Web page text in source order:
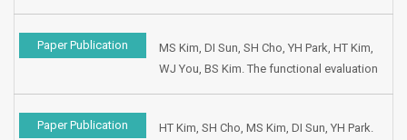
on Oral Cancer, 1997, London, England.
Paper Publication
MS Kim, DI Sun, SH Cho, YH Park, HT Kim,
WJ You, BS Kim. The functional evaluation
Korean Society of Otolaryngology, 1997,
Paper Publication
HT Kim, SH Cho, MS Kim, DI Sun, YH Park.